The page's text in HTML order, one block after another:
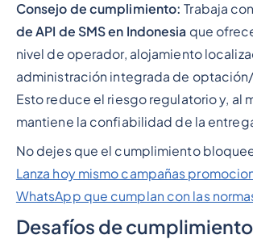
Consejo de cumplimiento: Trabaja
de API de SMS en Indonesia que
nivel de operador, alojamiento
administración integrada de
Esto reduce el riesgo regulatorio y, al
mantiene la confiabilidad de la
No dejes que el cumplimiento
Lanza hoy mismo campañas
WhatsApp que cumplan con las
Desafíos de